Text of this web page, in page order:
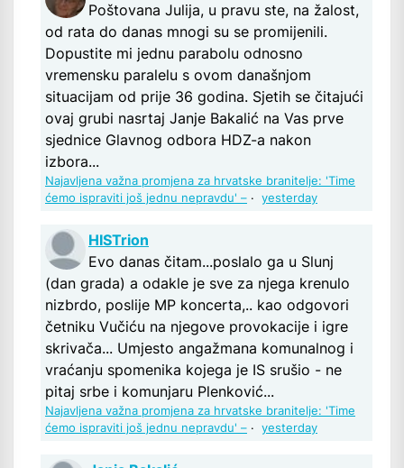
Poštovana Julija, u pravu ste, na žalost,
od rata do danas mnogi su se promijenili.
Dopustite mi jednu parabolu odnosno
vremensku paralelu s ovom današnjom
situacijam od prije 36 godina. Sjetih se čitajući
ovaj grubi nasrtaj Janje Bakalić na Vas prve
sjednice Glavnog odbora HDZ-a nakon
izbora...
Najavljena važna promjena za hrvatske branitelje: 'Time
ćemo ispraviti još jednu nepravdu' – · yesterday
HISTrion
Evo danas čitam...poslalo ga u Slunj
(dan grada) a odakle je sve za njega krenulo
nizbrdo, poslije MP koncerta,.. kao odgovori
četniku Vučiću na njegove provokacije i igre
skrivača... Umjesto angažmana komunalnog i
vraćanju spomenika kojega je IS srušio - ne
pitaj srbe i komunjaru Plenković...
Najavljena važna promjena za hrvatske branitelje: 'Time
ćemo ispraviti još jednu nepravdu' – · yesterday